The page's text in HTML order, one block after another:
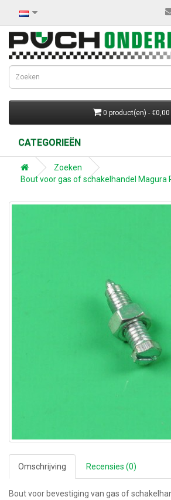
0 product(en) - €0,00
CATEGORIEËN
Zoeken
Bout voor gas of schakelhandel Magura
Omschrijving Recensies (0)
Bout voor bevestiging van gas of